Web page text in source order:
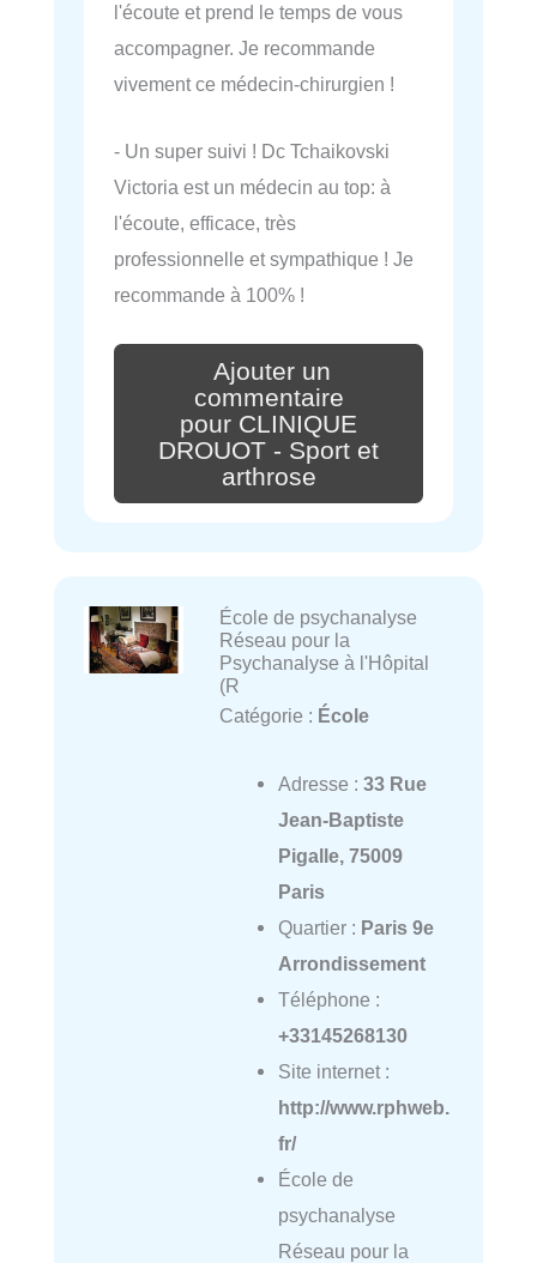
l'écoute et prend le temps de vous
accompagner. Je recommande
vivement ce médecin-chirurgien !
- Un super suivi ! Dc Tchaikovski
Victoria est un médecin au top: à
l'écoute, efficace, très
professionnelle et sympathique ! Je
recommande à 100% !
Ajouter un
commentaire
pour CLINIQUE
DROUOT - Sport et
arthrose
École de psychanalyse
Réseau pour la
Psychanalyse à l'Hôpital
(R
Catégorie : École
Adresse : 33 Rue
Jean-Baptiste
Pigalle, 75009
Paris
Quartier : Paris 9e
Arrondissement
Téléphone :
+33145268130
Site internet :
http://www.rphweb.
fr/
École de
psychanalyse
Réseau pour la